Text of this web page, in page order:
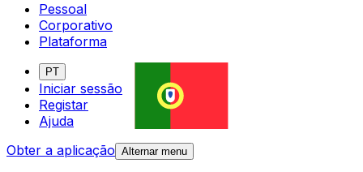
Pessoal
Corporativo
Plataforma
PT
Iniciar sessão
Registar
Ajuda
Obter a aplicação Alternar menu